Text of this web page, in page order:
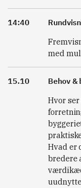
14:40
med
15.10
Behov
Hvor ser
Hvad er
bredere